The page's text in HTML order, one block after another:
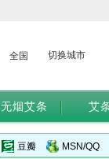
全国 切换城市
无烟艾条 艾
豆瓣 MSN/QQ